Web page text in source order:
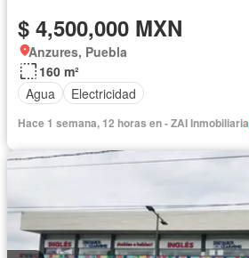
$ 4,500,000 MXN
Anzures, Puebla
160 m²
Agua
Electricidad
Hace 1 semana, 12 horas en - ZAI Inmobiliaria